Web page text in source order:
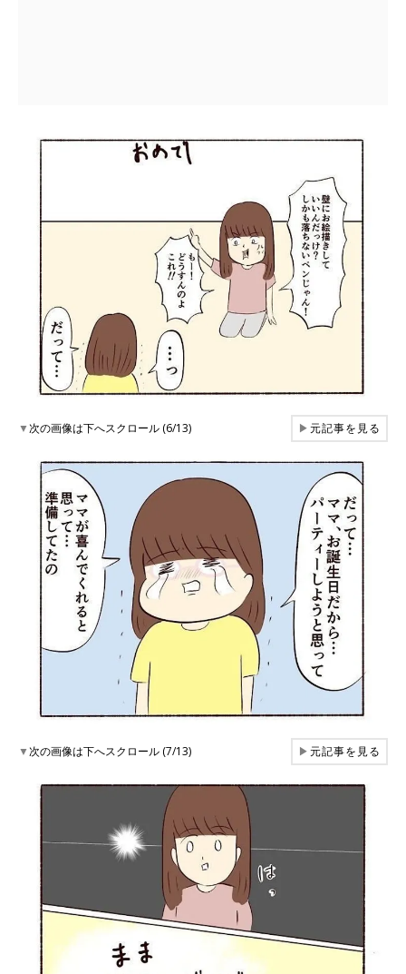
▼次の画像は下へスクロール (6/13) ▶元記事を見る
▼次の画像は下へスクロール (7/13) ▶元記事を見る